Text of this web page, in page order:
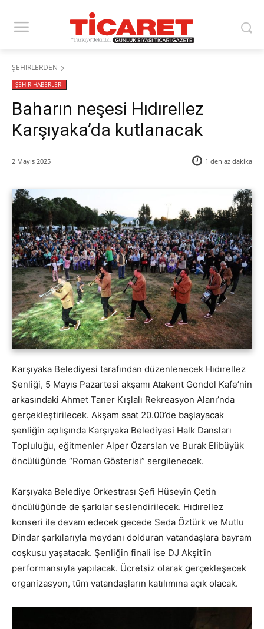
ŞEHİRLERDEN
ŞEHİR HABERLERİ
Baharın neşesi Hıdırellez
Karşıyaka’da kutlanacak
2 Mayıs 2025 1 den az dakika
Karşıyaka Belediyesi tarafından düzenlenecek Hıdırellez
Şenliği, 5 Mayıs Pazartesi akşamı Atakent Gondol Kafe’nin
arkasındaki Ahmet Taner Kışlalı Rekreasyon Alanı’nda
gerçekleştirilecek. Akşam saat 20.00’de başlayacak
şenliğin açılışında Karşıyaka Belediyesi Halk Dansları
Topluluğu, eğitmenler Alper Özarslan ve Burak Elibüyük
öncülüğünde “Roman Gösterisi” sergilenecek.
Karşıyaka Belediye Orkestrası Şefi Hüseyin Çetin
öncülüğünde de şarkılar seslendirilecek. Hıdırellez
konseri ile devam edecek gecede Seda Öztürk ve Mutlu
Dindar şarkılarıyla meydanı dolduran vatandaşlara bayram
coşkusu yaşatacak. Şenliğin finali ise DJ Akşit’in
performansıyla yapılacak. Ücretsiz olarak gerçekleşecek
organizasyon, tüm vatandaşların katılımına açık olacak.